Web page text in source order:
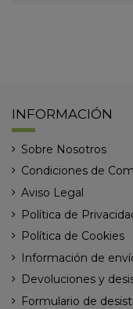
INFORMACIÓN
Sobre Nosotros
Condiciones de
Aviso Legal
Política de
Política de Cookies
Información de
Devoluciones y
Formulario de